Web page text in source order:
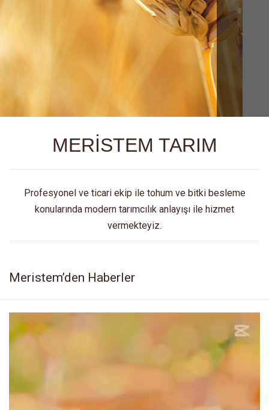
MERİSTEM TARIM
Profesyonel ve ticari ekip ile tohum ve bitki besleme
konularında modern tarımcılık anlayışı ile hizmet
vermekteyiz.
Meristem’den Haberler